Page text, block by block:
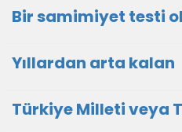
Bir samimiyet testi
Yıllardan arta kalan
Türkiye Milleti veya